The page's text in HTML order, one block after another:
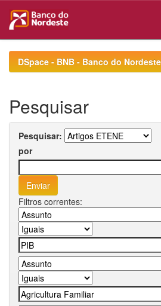
navigationDSpace - BNB - Banco do
Pesquisar
Pesquisar:
por
Filtros correntes: